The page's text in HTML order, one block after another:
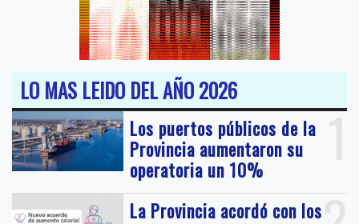
LO MAS LEIDO DEL AÑO 2026
1
Los puertos públicos de la
Provincia aumentaron su
operatoria un 10%
La Provincia acordó con los